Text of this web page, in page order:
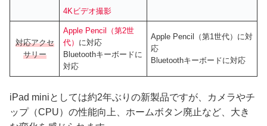
4Kビデオ撮影
対応アクセ
サリー
Apple Pencil（第2世
代） に対応
Bluetoothキーボードに
対応
Apple Pencil（第1世代）に対
応
Bluetoothキーボードに対応
iPad miniとしては約2年ぶりの新製品ですが、カメラやチ
ップ（CPU）の性能向上、ホームボタン廃止など、大き